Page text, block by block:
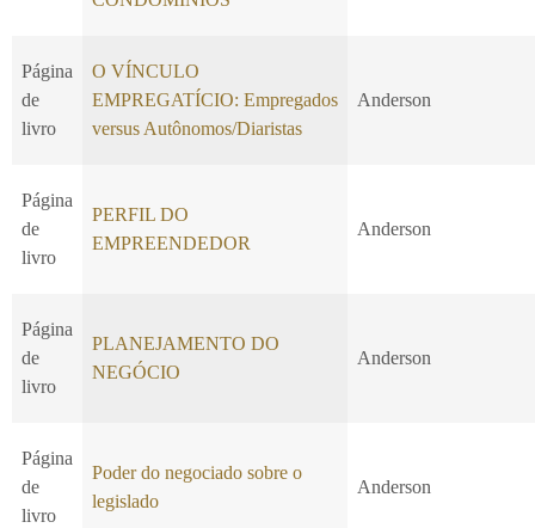
Página
de
livro
O VÍNCULO
EMPREGATÍCIO: Empregados
versus Autônomos/Diaristas
Anderson
Página
de
livro
PERFIL DO
EMPREENDEDOR
Anderson
Página
de
livro
PLANEJAMENTO DO
NEGÓCIO
Anderson
Página
de
livro
Poder do negociado sobre o
legislado
Anderson